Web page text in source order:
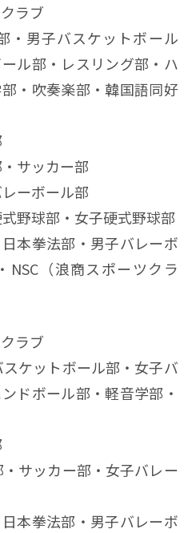
ラブ
・男子バスケットボール
ル部・レスリング部・ハ
・吹奏楽部・韓国語同好
・サッカー部
レーボール部
式野球部・女子硬式野球部
日本拳法部・男子バレーボ
NSC（浪商スポーツクラ
ラブ
スケットボール部・女子バ
ドボール部・軽音学部・
・サッカー部・女子バレー
日本拳法部・男子バレーボ